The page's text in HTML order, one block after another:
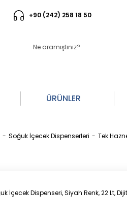
+90 (242) 258 18 50
ÜRÜNLER
Soğuk İçecek Dispenserleri Tek